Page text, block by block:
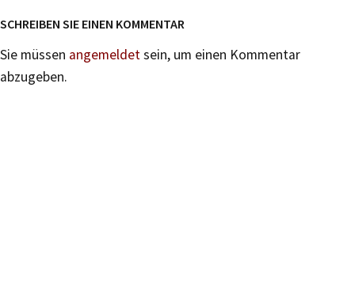
SCHREIBEN SIE EINEN KOMMENTAR
Sie müssen angemeldetsein, um einen Kommentar
abzugeben.